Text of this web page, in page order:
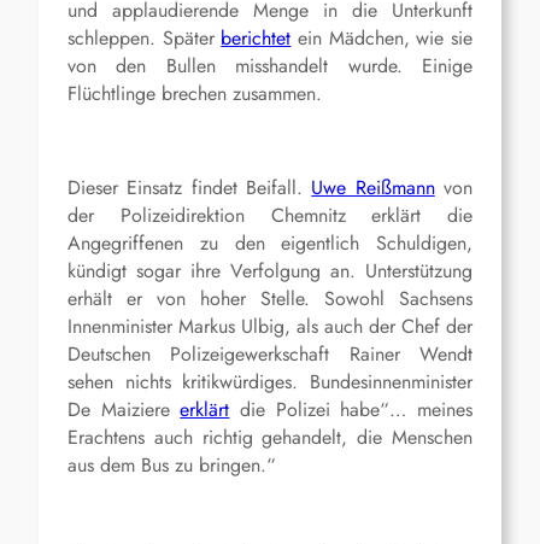
und applaudierende Menge in die Unterkunft
schleppen. Später berichtet ein Mädchen, wie sie
von den Bullen misshandelt wurde. Einige
Flüchtlinge brechen zusammen.
Dieser Einsatz findet Beifall. Uwe Reißmannvon
der Polizeidirektion Chemnitz erklärt die
Angegriffenen zu den eigentlich Schuldigen,
kündigt sogar ihre Verfolgung an. Unterstützung
erhält er von hoher Stelle. Sowohl Sachsens
Innenminister Markus Ulbig, als auch der Chef der
Deutschen Polizeigewerkschaft Rainer Wendt
sehen nichts kritikwürdiges. Bundesinnenminister
De Maiziereerklärt die Polizei habe“… meines
Erachtens auch richtig gehandelt, die Menschen
aus dem Bus zu bringen.“